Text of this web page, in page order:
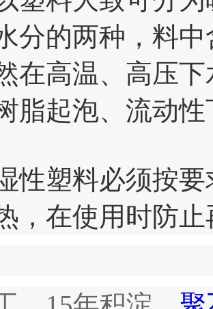
分的两种，料
在高温、高压
脂起泡、流动
性塑料必须按
，在使用时防